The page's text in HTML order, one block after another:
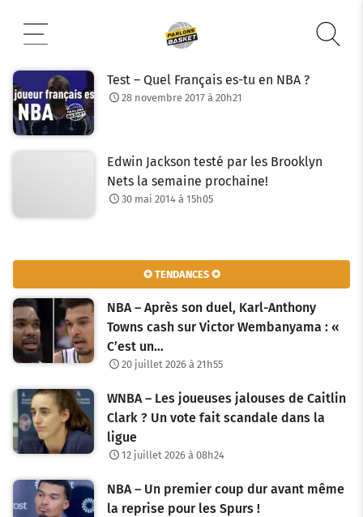
contenu
Test – Quel Français es-tu en NBA ?
28 novembre 2017 à 20h21
Edwin Jackson testé par les Brooklyn
Nets la semaine prochaine!
30 mai 2014 à 15h05
✪ TENDANCES ✪
NBA – Après son duel, Karl-Anthony
Towns cash sur Victor Wembanyama : «
C’est un…
20 juillet 2026 à 21h55
WNBA – Les joueuses jalouses de Caitlin
Clark ? Un vote fait scandale dans la
ligue
12 juillet 2026 à 08h24
NBA – Un premier coup dur avant même
la reprise pour les Spurs !